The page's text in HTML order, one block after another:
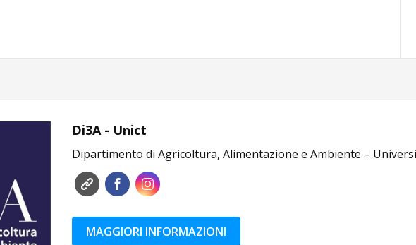
Di3A - Unict
Dipartimento di Agricoltura, Alimentazione e Ambiente –
MAGGIORI INFORMAZIONI